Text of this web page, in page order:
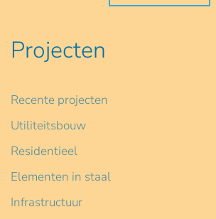
Projecten
Recente projecten
Utiliteitsbouw
Residentieel
Elementen in staal
Infrastructuur